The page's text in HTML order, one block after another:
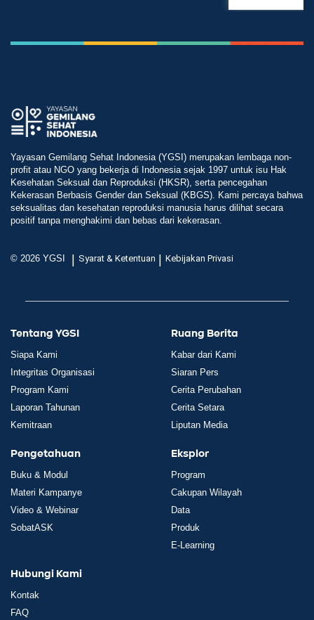
Yayasan Gemilang Sehat Indonesia (YGSI) merupakan lembaga non-
profit atau NGO yang bekerja di Indonesia sejak 1997 untuk isu Hak
Kesehatan Seksual dan Reproduksi (HKSR), serta pencegahan
Kekerasan Berbasis Gender dan Seksual (KBGS). Kami percaya bahwa
seksualitas dan kesehatan reproduksi manusia harus dilihat secara
positif tanpa menghakimi dan bebas dari kekerasan.
© 2026 YGSI | Syarat & Ketentuan | Kebijakan Privasi
Tentang YGSI
Siapa Kami
Integritas Organisasi
Program Kami
Laporan Tahunan
Kemitraan
Ruang Berita
Kabar dari Kami
Siaran Pers
Cerita Perubahan
Cerita Setara
Liputan Media
Pengetahuan
Buku & Modul
Materi Kampanye
Video & Webinar
SobatASK
Eksplor
Program
Cakupan Wilayah
Data
Produk
E-Learning
Hubungi Kami
Kontak
FAQ